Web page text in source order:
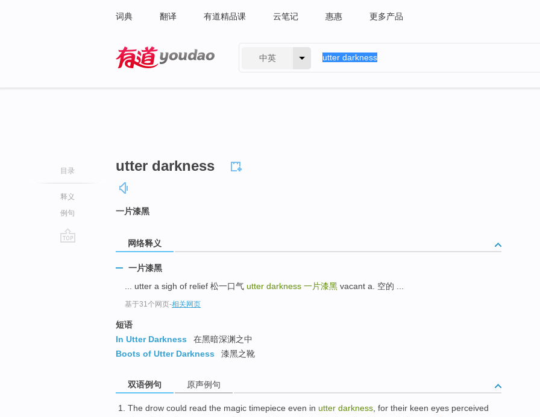
词典 翻译 有道精品课 云笔记 惠惠 更多产品
中英
目录
释义
例句
utter darkness
一片漆黑
网络释义
一片漆黑
... utter a sigh of relief 松一口气 utter darkness 一片漆黑 vacant a. 空的 ...
基于31个网页-相关网页
短语
In Utter Darkness
在黑暗深渊之中
Boots of Utter Darkness
漆黑之靴
双语例句 原声例句
The drow could read the magic timepiece even in utter darkness, for their keen eyes perceived